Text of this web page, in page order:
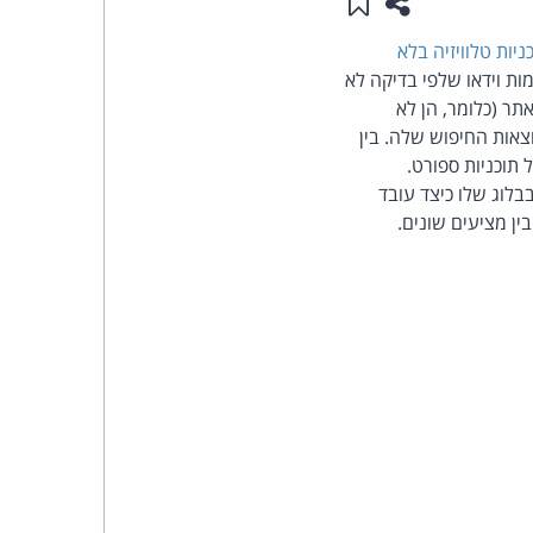
טלוויזיה בלא
נובעות מפרסומות וידאו שלפי בדיקה לא
(כלומר, הן לא
החיפוש שלה. בין
ספורט.
שלו כיצד עובד